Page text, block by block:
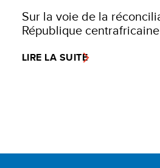
Sur la voie de la
République centrafricaine
LIRE LA SUITE